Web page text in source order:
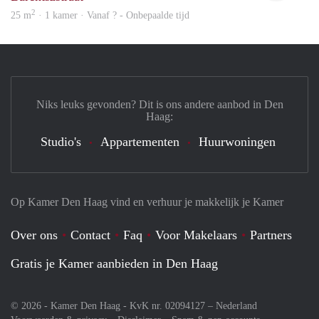
25 m2 · 1 kamer · Vanaf ? - Onbepaalde tijd
Op Kamer Den Haag vind en verhuur je makkelijk je Kamer
Over ons Contact Faq Voor Makelaars
Partners
Gratis je Kamer aanbieden in Den Haag
© 2026 - Kamer Den Haag - KvK nr. 02094127 – Nederland
Niks leuks gevonden? Dit is ons andere aanbod in Den
Haag:
Studio's Appartementen Huurwoningen